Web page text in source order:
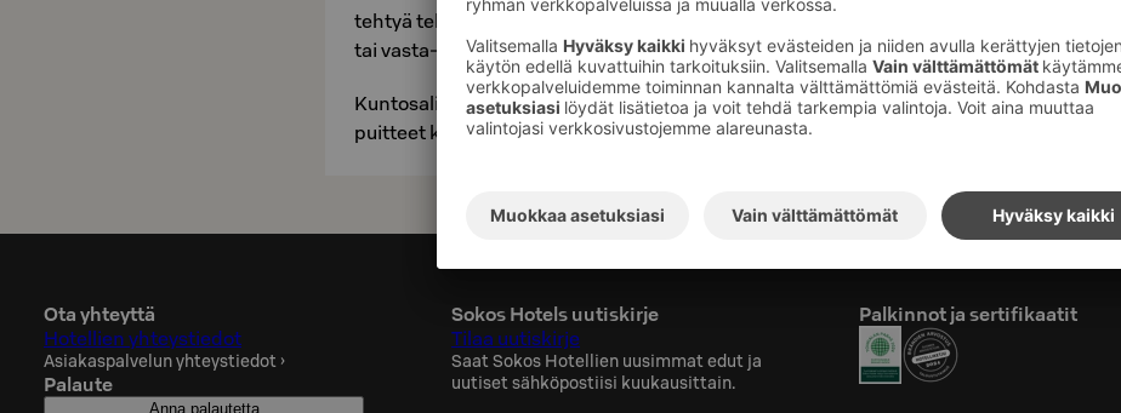
tehtyä tehokkaan koko kehon treenin, olitpa sitten kokenut liikkuja
tai vasta-alkaja.
Kuntosalin peilein varustettu alue venyttelymattoineen tarjoaa
puitteet kehonhuoltoon ja venyttelyyn.
Ota yhteyttä
Hotellien yhteystiedot
Asiakaspalvelun yhteystiedot ›
Palaute
Anna palautetta
Sokos Hotels uutiskirje
Tilaa uutiskirje
Saat Sokos Hotellien uusimmat edut ja
uutiset sähköpostiisi kuukausittain.
Palkinnot ja sertifikaatit